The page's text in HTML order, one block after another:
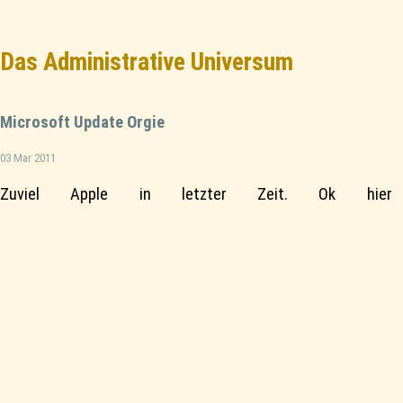
Das Administrative Universum
Microsoft Update Orgie
03 Mar 2011
Zuviel Apple in letzter Zeit. Ok hier